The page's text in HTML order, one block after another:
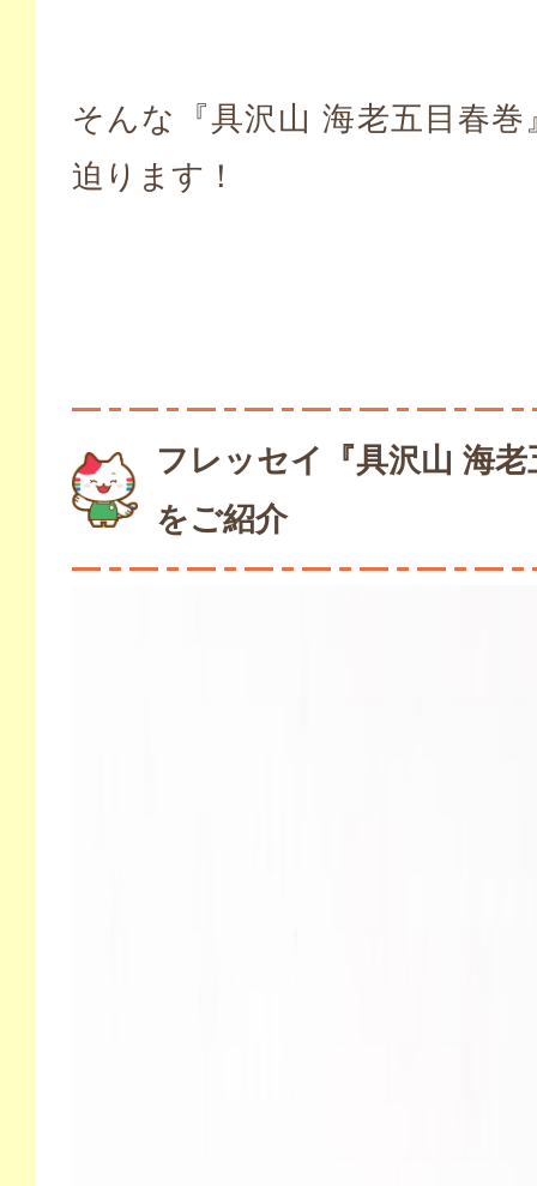
そんな『具沢山 海老五目春巻
迫ります！
フレッセイ『具沢山 海老
をご紹介